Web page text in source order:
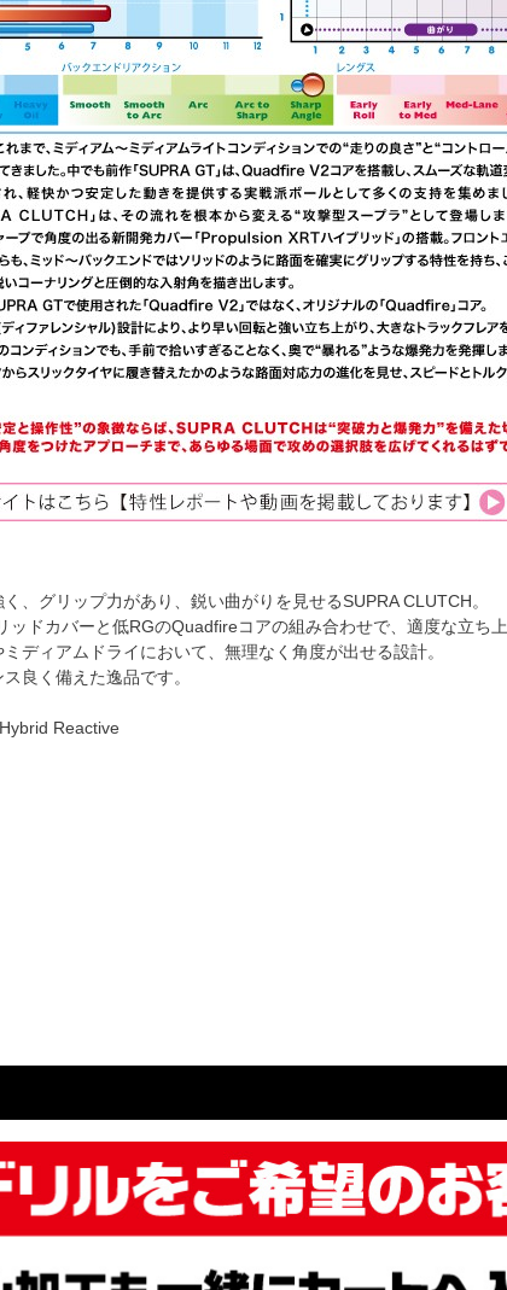
、グリップ力があり、鋭い曲がりを見せるSUPRA CLUTCH。
ッドカバーと低RGのQuadfireコアの組み合わせで、適度な立ち
ディアムドライにおいて、無理なく角度が出せる設計。
良く備えた逸品です。
Reactive